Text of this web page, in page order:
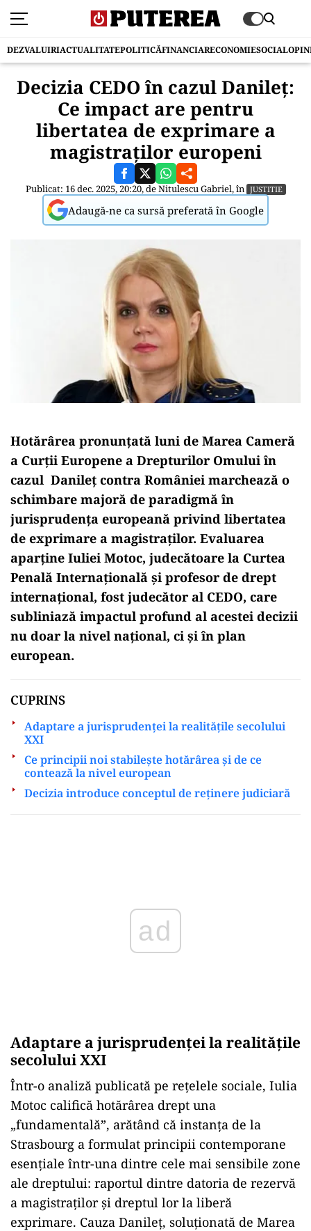
DEZVALUIRIACTUALITATEPOLITICĂFINANCIARECONOMIESOCIAL
Decizia CEDO în cazul Danileț:
Ce impact are pentru
libertatea de exprimare a
magistraților europeni
Publicat: 16 dec. 2025, 20:20, deNitulescu Gabriel, în JUSTITIE
Adaugă-ne ca sursă preferată în Google
Hotărârea pronunțată luni de Marea Cameră
a Curții Europene a Drepturilor Omului în
cazul Danileț contra României marchează o
schimbare majoră de paradigmă în
jurisprudența europeană privind libertatea
de exprimare a magistraților. Evaluarea
aparține Iuliei Motoc, judecătoare la Curtea
Penală Internațională și profesor de drept
internațional, fost judecător al CEDO, care
subliniază impactul profund al acestei decizii
nu doar la nivel național, ci și în plan
european.
CUPRINS
Adaptare a jurisprudenței la realitățile secolului
XXI
Ce principii noi stabilește hotărârea și de ce
contează la nivel european
Decizia introduce conceptul de reținere judiciară
Adaptare a jurisprudenței la realitățile
secolului XXI
Într-o analiză publicată pe rețelele sociale, Iulia
Motoc califică hotărârea drept una
„fundamentală”, arătând că instanța de la
Strasbourg a formulat principii contemporane
esențiale într-una dintre cele mai sensibile zone
ale dreptului: raportul dintre datoria de rezervă
a magistraților și dreptul lor la liberă
exprimare. Cauza Danileț, soluționată de Marea